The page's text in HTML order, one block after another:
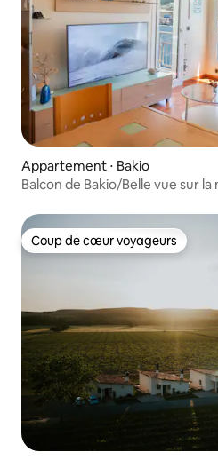
Appartement ⋅ Bakio
Balcon de Bakio/Belle vue sur la
Coup de cœur voyageurs
Coup de cœur voyageurs